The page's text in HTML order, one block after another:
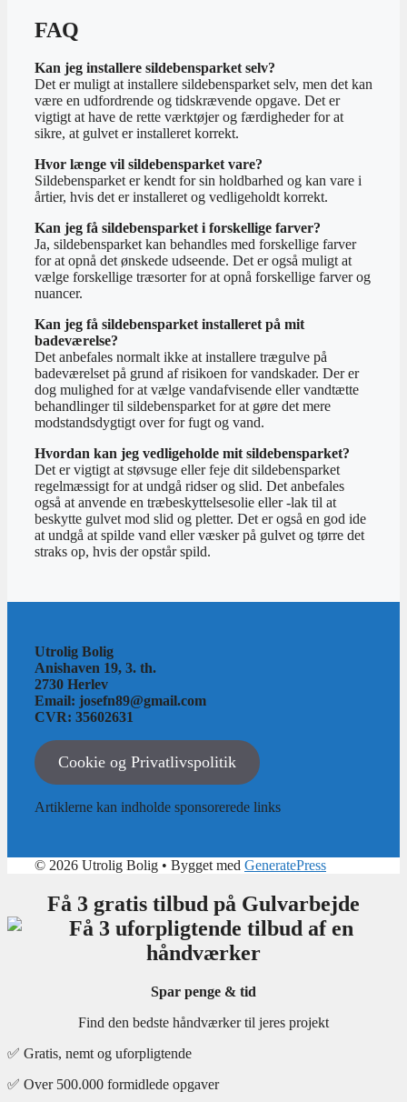
FAQ
Kan jeg installere sildebensparket selv?
Det er muligt at installere sildebensparket selv, men det kan
være en udfordrende og tidskrævende opgave. Det er
vigtigt at have de rette værktøjer og færdigheder for at
sikre, at gulvet er installeret korrekt.
Hvor længe vil sildebensparket vare?
Sildebensparket er kendt for sin holdbarhed og kan vare i
årtier, hvis det er installeret og vedligeholdt korrekt.
Kan jeg få sildebensparket i forskellige farver?
Ja, sildebensparket kan behandles med forskellige farver
for at opnå det ønskede udseende. Det er også muligt at
vælge forskellige træsorter for at opnå forskellige farver og
nuancer.
Kan jeg få sildebensparket installeret på mit
badeværelse?
Det anbefales normalt ikke at installere trægulve på
badeværelset på grund af risikoen for vandskader. Der er
dog mulighed for at vælge vandafvisende eller vandtætte
behandlinger til sildebensparket for at gøre det mere
modstandsdygtigt over for fugt og vand.
Hvordan kan jeg vedligeholde mit sildebensparket?
Det er vigtigt at støvsuge eller feje dit sildebensparket
regelmæssigt for at undgå ridser og slid. Det anbefales
også at anvende en træbeskyttelsesolie eller -lak til at
beskytte gulvet mod slid og pletter. Det er også en god ide
at undgå at spilde vand eller væsker på gulvet og tørre det
straks op, hvis der opstår spild.
Utrolig Bolig
Anishaven 19, 3. th.
2730 Herlev
Email: josefn89@gmail.com
CVR: 35602631
Cookie og Privatlivspolitik
Artiklerne kan indholde sponsorerede links
© 2026 Utrolig Bolig • Bygget med GeneratePress
Få 3 gratis tilbud på Gulvarbejde
Spar penge & tid
Find den bedste håndværker til jeres projekt
✅ Gratis, nemt og uforpligtende
✅ Over 500.000 formidlede opgaver